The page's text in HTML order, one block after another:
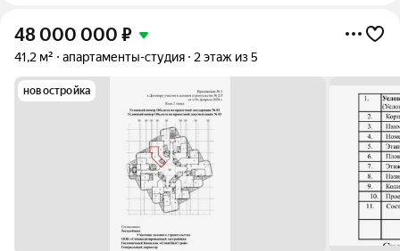
48 000 000 ₽
41,2 м² апартаменты-студия 2 этаж из 5
новостройка